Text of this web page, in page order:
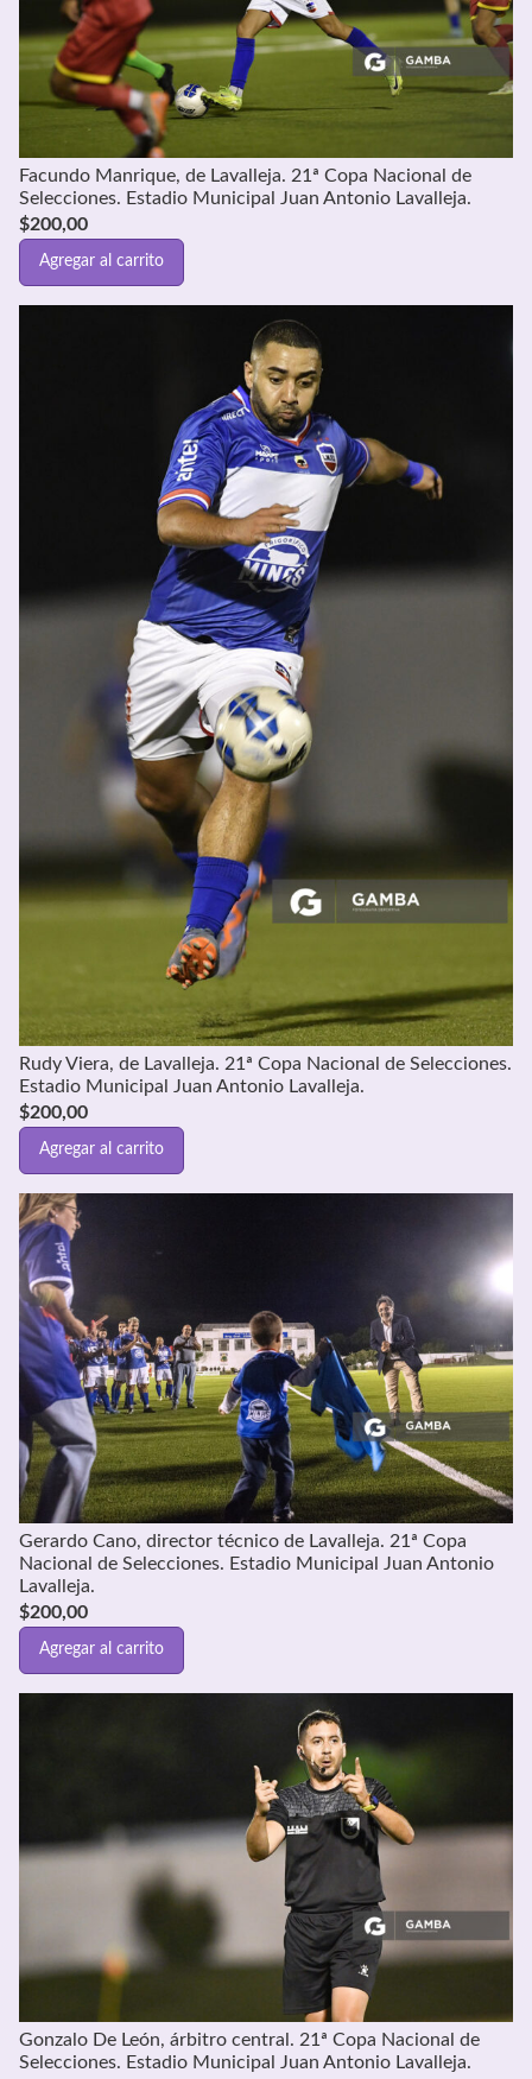
Facundo Manrique, de Lavalleja. 21ª Copa Nacional de
Selecciones. Estadio Municipal Juan Antonio Lavalleja.
$200,00
Agregar al carrito
Rudy Viera, de Lavalleja. 21ª Copa Nacional de Selecciones.
Estadio Municipal Juan Antonio Lavalleja.
$200,00
Agregar al carrito
Gerardo Cano, director técnico de Lavalleja. 21ª Copa
Nacional de Selecciones. Estadio Municipal Juan Antonio
Lavalleja.
$200,00
Agregar al carrito
Gonzalo De León, árbitro central. 21ª Copa Nacional de
Selecciones. Estadio Municipal Juan Antonio Lavalleja.